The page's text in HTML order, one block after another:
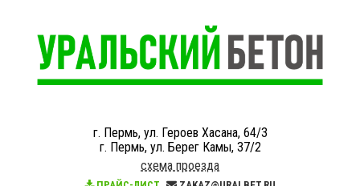
г. Пермь, ул. Героев Хасана, 64/3
г. Пермь, ул. Берег Камы, 37/2
схема проезда